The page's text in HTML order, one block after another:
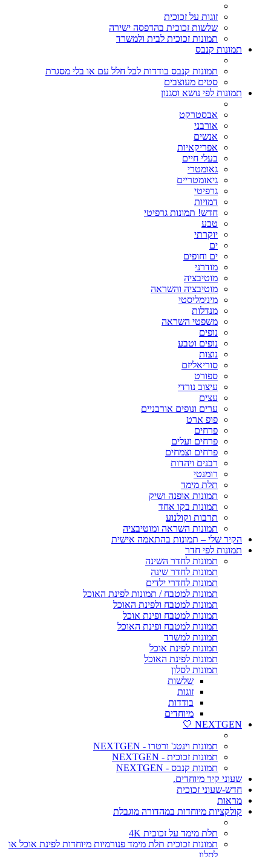
זוגות על זכוכית
שלשות זכוכית בהדפסה ישירה
תמונות זכוכית לבית ולמשרד
תמונות קנבס
תמונות קנבס בודדות לכל חלל עם או בלי מסגרת
סטים מעוצבים
תמונות לפי נושא וסגנון
אבסטרקט
אורבני
אנשים
אפריקאיות
בעלי חיים
גאומטרי
גיאומטריים
גרפיטי
דמויות
חדש! תמונות גרפיטי
טבע
יוקרתי
ים
ים וחופים
מודרני
מוטיבציה
מוטיבציה והשראה
מינימליסטי
מנדלות
משפטי השראה
נופים
נופים וטבע
נוצות
סוריאליזם
ספורט
עיצוב נורדי
עצים
ערים ונופים אורבניים
פופ ארט
פרחים
פרחים ועלים
פרחים וצמחים
רבנים ויהדות
רומנטי
תלת מימד
תמונות אופנה ושיק
תמונות בקו אחד
תרבות וקולנוע
תמונות השראה ומוטיבציה
הקיר שלי – תמונות בהתאמה אישית
תמונות לפי חדר
תמונות לחדר השינה
תמונות לחדר שינה
תמונות לחדרי ילדים
תמונות למטבח / תמונות לפינת האוכל
תמונות למטבח ולפינת האוכל
תמונות למטבח ופינת אוכל
תמונות למטבח ופינת האוכל
תמונות למשרד
תמונות לפינת אוכל
תמונות לפינת האוכל
תמונות לסלון
שלשות
זוגות
בודדות
מיוחדים
NEXTGEN 🤍
תמונות וינטג' ורטרו - NEXTGEN
תמונות זכוכית - NEXTGEN
תמונות קנבס - NEXTGEN
שעוני קיר מיוחדים.
חדש-שעוני זכוכית
מראות
קולקציות מיוחדות במהדורה מוגבלת
תלת מימד על זכוכית 4K
תמונות זכוכית תלת מימד פנורמיות מיוחדות לפינת אוכל או
לסלון